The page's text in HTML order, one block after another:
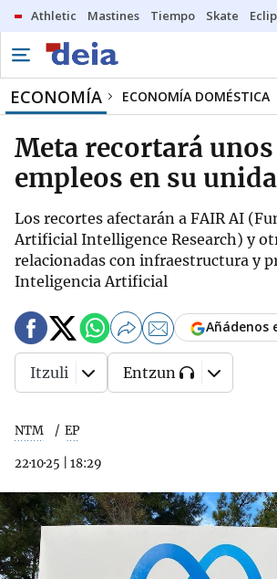
Athletic Mastines Tiempo Skate
ECONOMÍA ECONOMÍA DOMÉSTICA
Meta recortará
empleos en su
Los recortes afectarán a FAIR AI
Artificial Intelligence Research) y
relacionadas con infraestructura y
Inteligencia Artificial
NTM EP
22·10·25 18:29
Añádenos
Itzuli Entzun